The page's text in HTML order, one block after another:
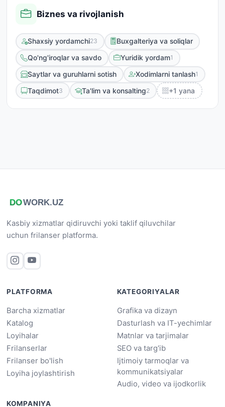
Biznes va rivojlanish
Shaxsiy yordamchi23
Buxgalteriya va soliqlar
Qo'ng'iroqlar va savdo
Yuridik yordam1
Saytlar va guruhlarni sotish Xodimlarni tanlash1
Taqdimot3 Ta'lim va konsalting2 +1 yana
Kasbiy xizmatlar qidiruvchi yoki taklif qiluvchilar
uchun frilanser platforma.
PLATFORMA
Barcha xizmatlar
Katalog
Loyihalar
Frilanserlar
Frilanser bo'lish
Loyiha joylashtirish
KATEGORIYALAR
Grafika va dizayn
Dasturlash va IT-yechimlar
Matnlar va tarjimalar
SEO va targ'ib
Ijtimoiy tarmoqlar va
kommunikatsiyalar
Audio, video va ijodkorlik
KOMPANIYA